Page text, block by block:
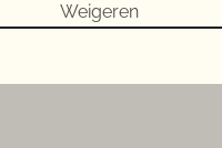
de prachtige
Weigeren